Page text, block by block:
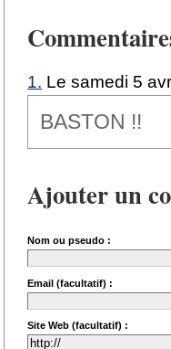
1. Le samedi 5
BASTON !!
Ajouter un
Nom ou pseudo :
Email (facultatif) :
Site Web (facultatif) :